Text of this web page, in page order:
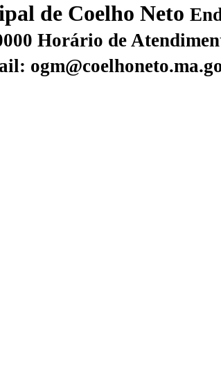
de Coelho Neto
Horário de